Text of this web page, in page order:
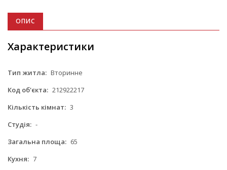
ОПИС
Характеристики
Тип житла: Вторинне
Код об'єкта: 212922217
Кількість кімнат: 3
Студія: -
Загальна площа: 65
Кухня: 7